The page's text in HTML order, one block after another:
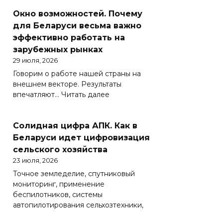
Окно возможностей. Почему
для Беларуси весьма важно
эффективно работать на
зарубежных рынках
29 июля, 2026
Говорим о работе нашей страны на
внешнем векторе. Результаты
впечатляют… Читать далее
Почему
для
эффективно
зарубежных
Солидная цифра АПК. Как в
Беларуси идет цифровизация
сельского хозяйства
23 июля, 2026
Точное земледелие, спутниковый
мониторинг, применение
беспилотников, системы
автопилотирования сельхозтехники,